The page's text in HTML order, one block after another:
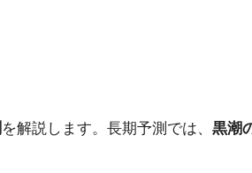
を解説します。長期予測では、 黒潮